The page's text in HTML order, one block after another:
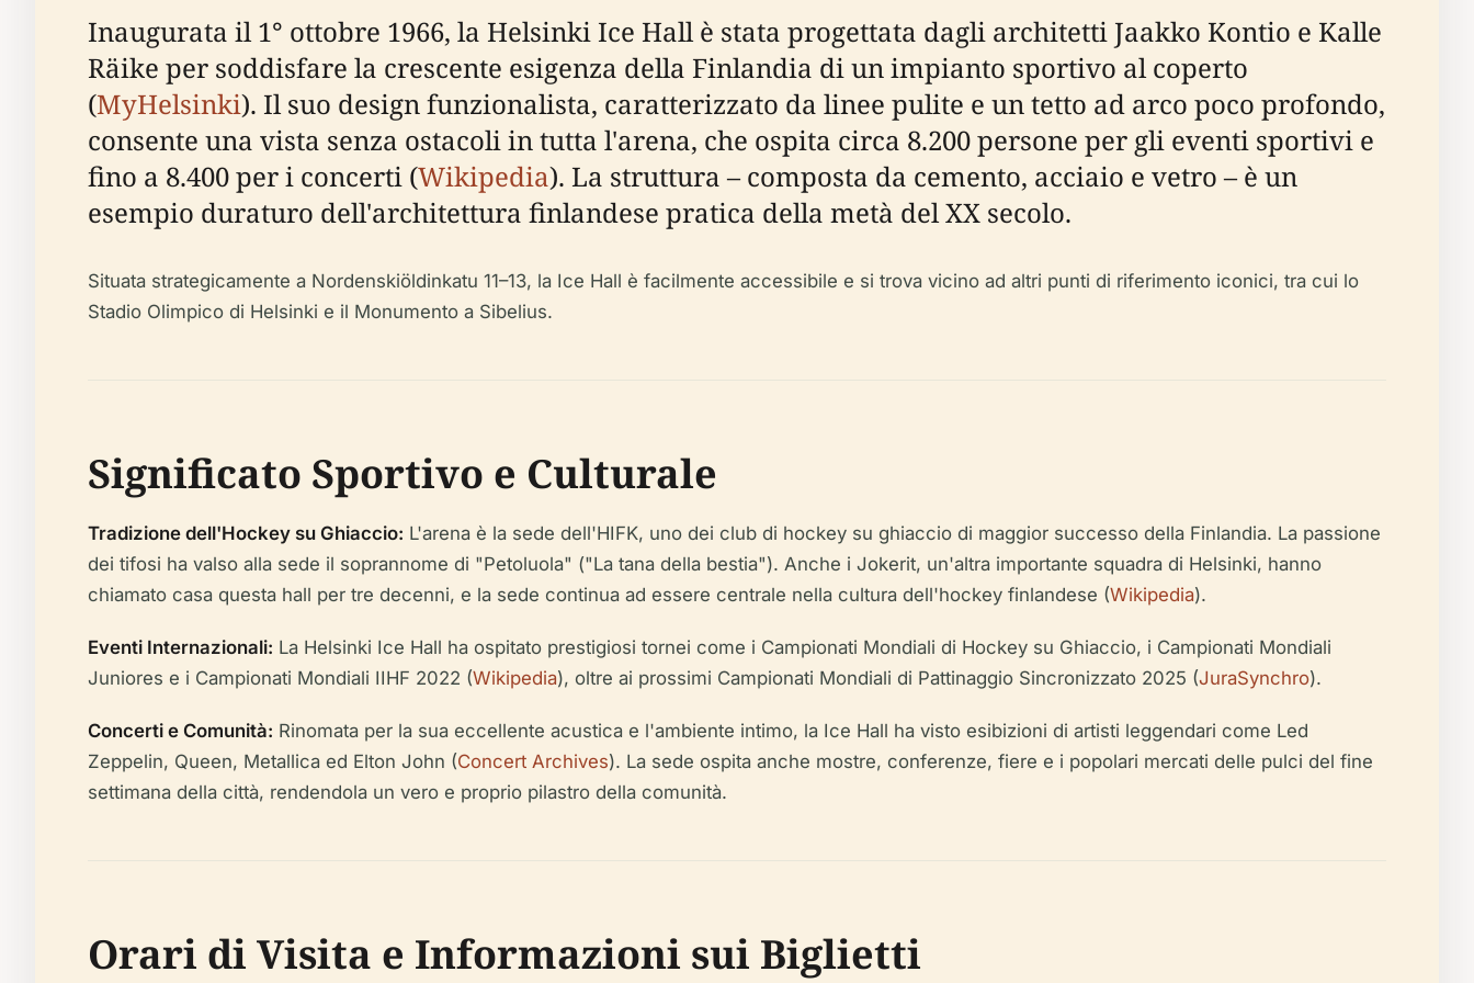
Inaugurata il 1° ottobre 1966, la Helsinki Ice Hall è stata progettata dagli architetti Jaakko Kontio e Kalle
Räike per soddisfare la crescente esigenza della Finlandia di un impianto sportivo al coperto
(MyHelsinki). Il suo design funzionalista, caratterizzato da linee pulite e un tetto ad arco poco profondo,
consente una vista senza ostacoli in tutta l'arena, che ospita circa 8.200 persone per gli eventi sportivi e
fino a 8.400 per i concerti (Wikipedia). La struttura – composta da cemento, acciaio e vetro – è un
esempio duraturo dell'architettura finlandese pratica della metà del XX secolo.
Situata strategicamente a Nordenskiöldinkatu 11–13, la Ice Hall è facilmente accessibile e si trova vicino ad altri punti di riferimento iconici, tra cui lo
Stadio Olimpico di Helsinki e il Monumento a Sibelius.
Significato Sportivo e Culturale
Tradizione dell'Hockey su Ghiaccio: L'arena è la sede dell'HIFK, uno dei club di hockey su ghiaccio di maggior successo della Finlandia. La passione
dei tifosi ha valso alla sede il soprannome di "Petoluola" ("La tana della bestia"). Anche i Jokerit, un'altra importante squadra di Helsinki, hanno
chiamato casa questa hall per tre decenni, e la sede continua ad essere centrale nella cultura dell'hockey finlandese (Wikipedia).
Eventi Internazionali: La Helsinki Ice Hall ha ospitato prestigiosi tornei come i Campionati Mondiali di Hockey su Ghiaccio, i Campionati Mondiali
Juniores e i Campionati Mondiali IIHF 2022 (Wikipedia), oltre ai prossimi Campionati Mondiali di Pattinaggio Sincronizzato 2025 (JuraSynchro).
Concerti e Comunità: Rinomata per la sua eccellente acustica e l'ambiente intimo, la Ice Hall ha visto esibizioni di artisti leggendari come Led
Zeppelin, Queen, Metallica ed Elton John (Concert Archives). La sede ospita anche mostre, conferenze, fiere e i popolari mercati delle pulci del fine
settimana della città, rendendola un vero e proprio pilastro della comunità.
Orari di Visita e Informazioni sui Biglietti